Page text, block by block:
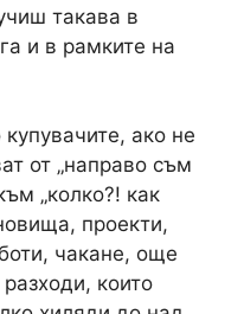
такава в
и в рамките на
ако не
от „направо съм
„колко?! как
проекти,
чакане, още
които